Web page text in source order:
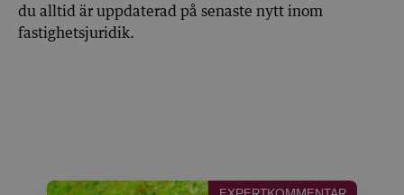
du alltid är uppdaterad på senaste nytt inom
fastighetsjuridik.